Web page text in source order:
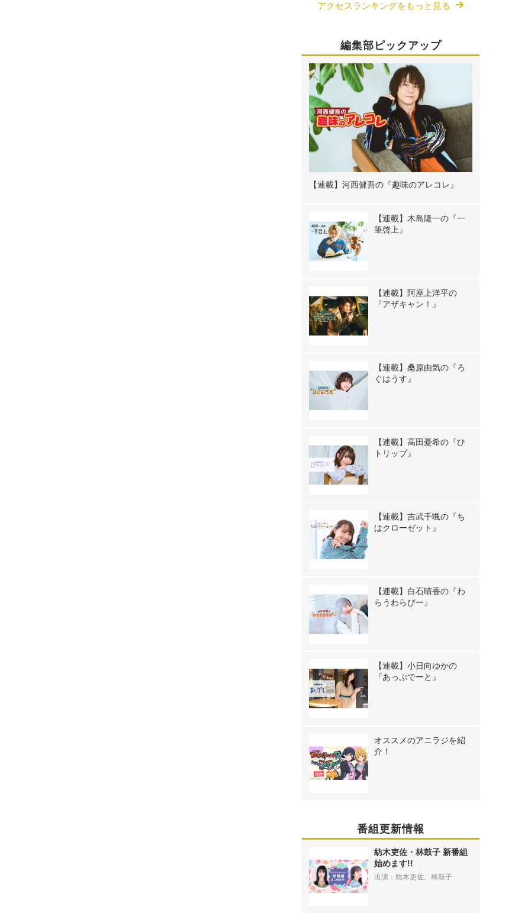
アクセスランキングをもっと見る
編集部ピックアップ
【連載】河西健吾の『趣味のアレコレ』
【連載】木島隆一の『一
筆啓上』
【連載】阿座上洋平の
『アザキャン！』
【連載】桑原由気の『ろ
ぐはうす』
【連載】高田憂希の『ひ
トリップ』
【連載】吉武千颯の『ち
はクローゼット』
【連載】白石晴香の『わ
らうわらびー』
【連載】小日向ゆかの
『あっぷでーと』
オススメのアニラジを紹
介！
番組更新情報
紡木吏佐・林鼓子 新番組
始めます!!
出演：紡木吏佐、林鼓子